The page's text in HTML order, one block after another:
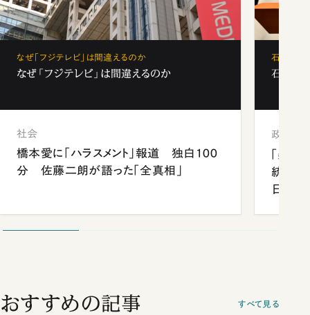
なぜ「フジテレビ」は間違えるのか
なぜ「フジテレビ」は間違えるのか
社会
橋本愛に「ハラスメント」報道 独白100
分 佐藤二朗が語った「全真相」
石破茂、
石破茂
政治
「楽し
統領と
日米
おすすめの記事 すべて見る